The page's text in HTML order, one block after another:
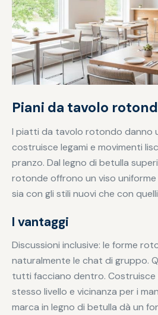
Piani da tavolo
I piatti da tavolo rotondo danno
costruisce legami e movimenti
pranzo. Dal legno di betulla
rotonde offrono un viso
sia con gli stili nuovi che con
I vantaggi
Discussioni inclusive: le forme
naturalmente le chat di gruppo.
tutti facciano dentro. Costruisce
stesso livello e vicinanza per i
marca in legno di betulla dà un